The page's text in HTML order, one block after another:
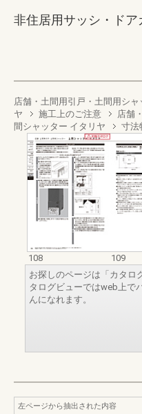
非住居用サッシ・ド
店舗・土間用引戸・土間用シャ
ヤ
施工上のご注意 店舗
間シャッター イタリヤ
寸法
108
109
お探しのページは「カタロ
タログビューではweb上で
んになれます。
左ページから抽出された内容